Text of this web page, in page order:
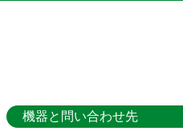
機器と問い合わせ先